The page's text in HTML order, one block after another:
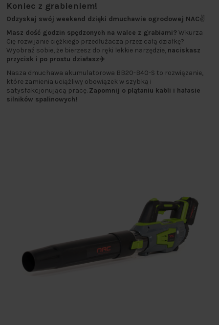
Koniec z grabieniem!
Odzyskaj swój weekend dzięki dmuchawie ogrodowej NAC✌️
Masz dość godzin spędzonych na walce z grabiami?Wkurza
Cię rozwijanie ciężkiego przedłużacza przez całą działkę?
Wyobraź sobie, że bierzesz do ręki lekkie narzędzie, naciskasz
przycisk i po prostu działasz✈️
Nasza dmuchawa akumulatorowa BB20-B40-S to rozwiązanie,
które zamienia uciążliwy obowiązek w szybką i
satysfakcjonującą pracę. Zapomnij o plątaniu kabli i hałasie
silników spalinowych!